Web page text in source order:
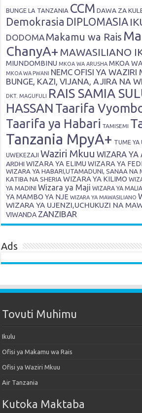
BUNGE LA TANZANIA CCM DAWA ZA
Demokrasia DIPLOMASIA
DODOMA Makamu wa Rais
ChanyA+ MAWASILIANO
MIUNDOMBINU MKOA WA ARUSHA MKOA
MKOA WA PWANI NEMC OFISI YA WAZIRI
BUNGE, KAZI, VIJANA, AJIRA NA
DKT. MAGUFULI RAIS SAMIA
HASSAN Taarifa
Taarifa ya Habari TAMISEMI
Tanzania MpyA+ TUME YA
UWEKEZAJI Waziri Mkuu WIZARA YA
ARDHI WIZARA YA ELIMU WIZARA YA
WIZARA YA HABARI,UTAMADUNI, SANAA NA
KATIBA NA SHERIA WIZARA YA KILIMO
YA MADINI Wizara ya Maji WIZARA YA
YA MAMBO YA NJE WIZARA YA MAWASILIANO
WIZARA YA UJENZI,UCHUKUZI NA
VIWANDA ZANZIBAR
Ads
Tovuti Muhimu
Ikulu
Ofisi ya Makamu wa Rais
Ofisi ya Waziri Mkuu
Air Tanzania
Kutoka Maktaba